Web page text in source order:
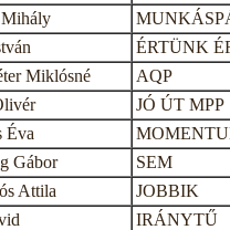
ÉRTÜNK
Miklósné
AQP
JÓ ÚT MPP
Éva
Gábor
SEM
Attila
JOBBIK
IRÁNYTŰ